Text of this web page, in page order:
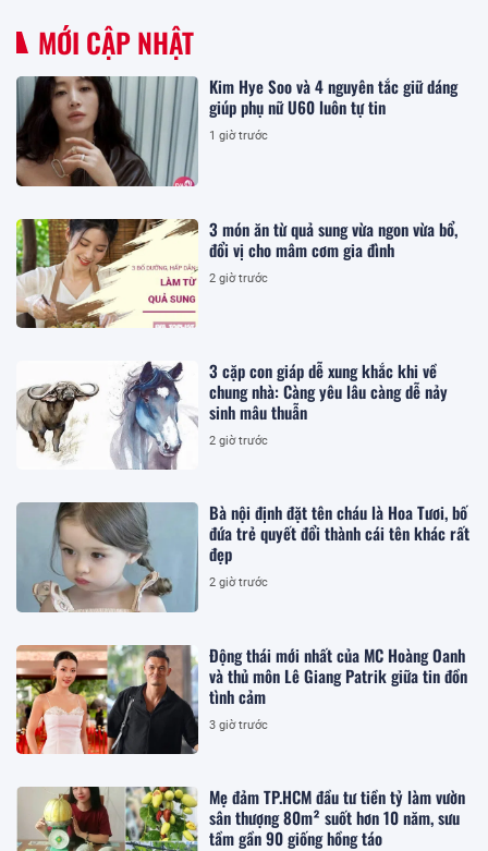
MỚI CẬP NHẬT
Kim Hye Soo và 4 nguyên tắc giữ dáng
giúp phụ nữ U60 luôn tự tin
1 giờ trước
3 món ăn từ quả sung vừa ngon vừa bổ,
đổi vị cho mâm cơm gia đình
2 giờ trước
3 cặp con giáp dễ xung khắc khi về
chung nhà: Càng yêu lâu càng dễ nảy
sinh mâu thuẫn
2 giờ trước
Bà nội định đặt tên cháu là Hoa Tươi, bố
đứa trẻ quyết đổi thành cái tên khác rất
đẹp
2 giờ trước
Động thái mới nhất của MC Hoàng Oanh
và thủ môn Lê Giang Patrik giữa tin đồn
tình cảm
3 giờ trước
Mẹ đảm TP.HCM đầu tư tiền tỷ làm vườn
sân thượng 80m² suốt hơn 10 năm, sưu
tầm gần 90 giống hồng táo